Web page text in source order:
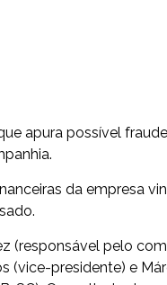
apura possível
da empresa
(responsável pelo
(vice-presidente) e